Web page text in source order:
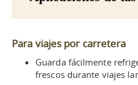
Para viajes por carretera
Guarda fácilmente
frescos durante viajes